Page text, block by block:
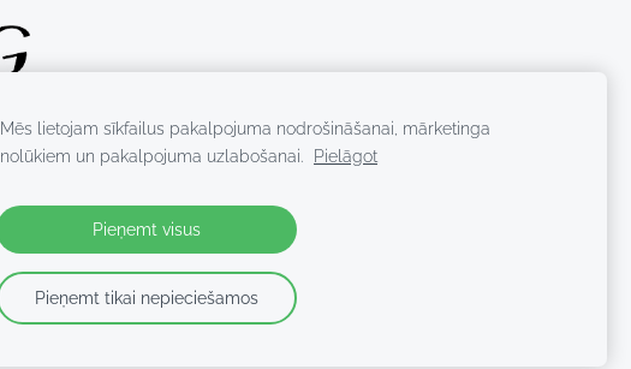
Mēs lietojam sīkfailus pakalpojuma nodrošināšanai, mārketinga
nolūkiem un pakalpojuma uzlabošanai.
Pielāgot
Pieņemt visus
Pieņemt tikai nepieciešamos